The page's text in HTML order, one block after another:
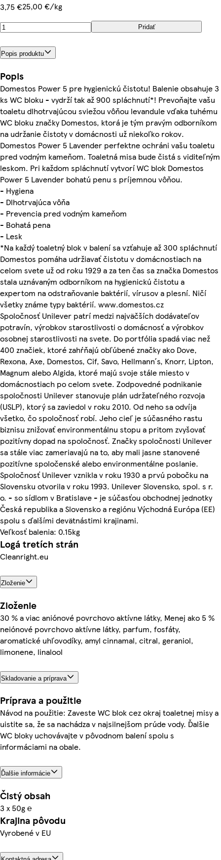
3,75 €25,00 €/kg
Pridať
Popis produktu
Popis
Domestos Power 5 pre hygienickú čistotu! Balenie obsahuje 3
ks WC bloku - vydrží tak až 900 spláchnutí*! Prevoňajte vašu
toaletu dlhotrvajúcou sviežou vôňou levandule vďaka tuhému
WC bloku značky Domestos, ktorá je tým pravým odborníkom
na udržanie čistoty v domácnosti už niekoľko rokov.
Domestos Power 5 Lavender perfektne ochráni vašu toaletu
pred vodným kameňom. Toaletná misa bude čistá s viditeľným
leskom. Pri každom spláchnutí vytvorí WC blok Domestos
Power 5 Lavender bohatú penu s príjemnou vôňou.
- Hygiena
- Dlhotrvajúca vôňa
- Prevencia pred vodným kameňom
- Bohatá pena
- Lesk
*Na každý toaletný blok v balení sa vzťahuje až 300 spláchnutí
Domestos pomáha udržiavať čistotu v domácnostiach na
celom svete už od roku 1929 a za ten čas sa značka Domestos
stala uznávaným odborníkom na hygienickú čistotu a
expertom na odstraňovanie baktérií, vírusov a plesní. Ničí
všetky známe typy baktérií. www.domestos.cz
Spoločnosť Unilever patrí medzi najväčších dodávateľov
potravín, výrobkov starostlivosti o domácnosť a výrobkov
osobnej starostlivosti na svete. Do portfólia spadá viac než
400 značiek, ktoré zahŕňajú obľúbené značky ako Dove,
Rexona, Axe, Domestos, Cif, Savo, Hellmann´s, Knorr, Lipton,
Magnum alebo Algida, ktoré majú svoje stále miesto v
domácnostiach po celom svete. Zodpovedné podnikanie
spoločnosti Unilever stanovuje plán udržateľného rozvoja
(USLP), ktorý sa zaviedol v roku 2010. Od neho sa odvíja
všetko, čo spoločnosť robí. Jeho cieľ je súčasného rastu
biznisu znižovať environmentálnu stopu a pritom zvyšovať
pozitívny dopad na spoločnosť. Značky spoločnosti Unilever
sa stále viac zameriavajú na to, aby mali jasne stanovené
pozitívne spoločenské alebo environmentálne poslanie.
Spoločnosť Unilever vznikla v roku 1930 a prvú pobočku na
Slovensku otvorila v roku 1993. Unilever Slovensko, spol. s r.
o. - so sídlom v Bratislave - je súčasťou obchodnej jednotky
Česká republika a Slovensko a regiónu Východná Európa (EE)
spolu s ďalšími devätnástimi krajinami.
Veľkosť balenia: 0.15kg
Logá tretích strán
Cleanright.eu
Zloženie
Zloženie
30 % a viac aniónové povrchovo aktívne látky, Menej ako 5 %
neiónové povrchovo aktívne látky, parfum, fosfáty,
aromatické uhľovodíky, amyl cinnamal, citral, geraniol,
limonene, linalool
Skladovanie a príprava
Príprava a použitie
Návod na použitie: Zaveste WC blok cez okraj toaletnej misy a
uistite sa, že sa nachádza v najsilnejšom prúde vody. Ďalšie
WC bloky uchovávajte v pôvodnom balení spolu s
informáciami na obale.
Ďalšie informácie
Čistý obsah
3 x 50g ℮
Krajina pôvodu
Vyrobené v EU